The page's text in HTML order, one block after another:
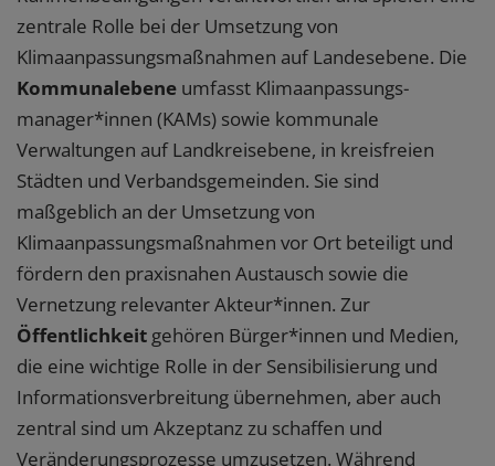
zentrale Rolle bei der Umsetzung von
Klimaanpassungsmaßnahmen auf Landesebene. Die
Kommunalebene umfasst Klima­anpassungs­
manager*innen (KAMs) sowie kommunale
Verwaltungen auf Landkreisebene, in kreisfreien
Städten und Verbandsgemeinden. Sie sind
maßgeblich an der Umsetzung von
Klimaanpassungsmaßnahmen vor Ort beteiligt und
fördern den praxisnahen Austausch sowie die
Vernetzung relevanter Akteur*innen. Zur
Öffentlichkeit gehören Bürger*innen und Medien,
die eine wichtige Rolle in der Sensibilisierung und
Informationsverbreitung übernehmen, aber auch
zentral sind um Akzeptanz zu schaffen und
Veränderungsprozesse umzusetzen. Während